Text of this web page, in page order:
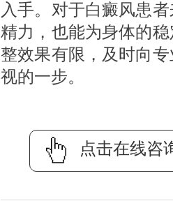
入手。对于白癜风患
精力，也能为身体的
整效果有限，及时向
视的一步。
点击在线咨